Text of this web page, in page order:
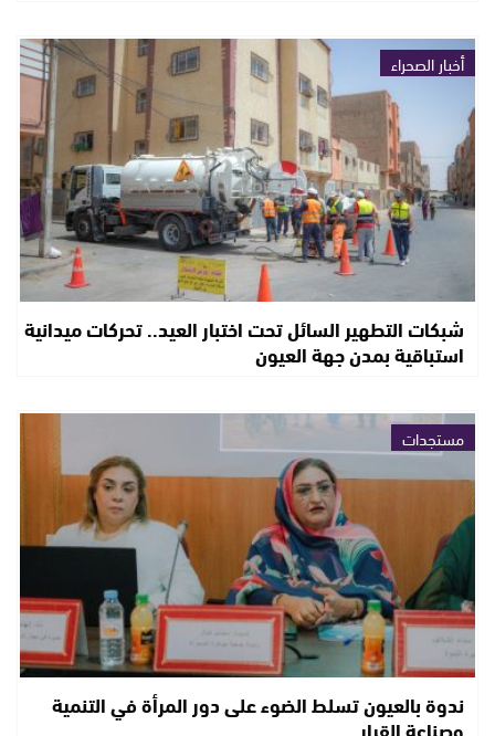
أخبار الصحراء
شبكات التطهير السائل تحت اختبار العيد.. تحركات ميدانية
استباقية بمدن جهة العيون
مستجدات
ندوة بالعيون تسلط الضوء على دور المرأة في التنمية